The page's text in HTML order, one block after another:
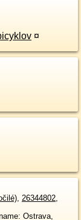
¤
, 26344802,